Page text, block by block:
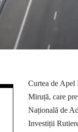
Curtea de Apel
Miruță, care
Națională de
Investiții